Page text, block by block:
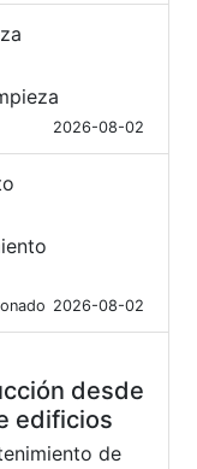
2026-08-02
2026-08-02
desde
edificios
de